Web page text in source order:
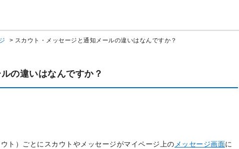
> スカウト・メッセージと通知メールの違いはなんですか？
の違いはなんですか？
ト）ごとにスカウトやメッセージがマイページ上の メッセージ画面に